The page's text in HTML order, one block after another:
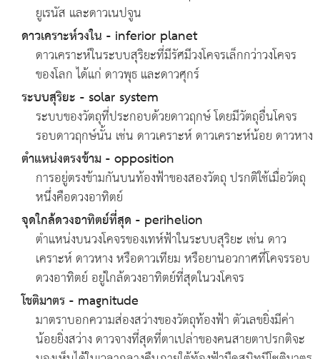
ยูเรนัส และดาวเนปจูน
ดาวเคราะห์วงใน - inferior planet
ดาวเคราะห์ในระบบสุริยะที่มีรัศมีวงโคจรเล็กกว่าวงโคจร
ของโลก ได้แก่ ดาวพุธ และดาวศุกร์
ระบบสุริยะ - solar system
ระบบของวัตถุที่ประกอบด้วยดาวฤกษ์ โดยมีวัตถุอื่นโคจร
รอบดาวฤกษ์นั้น เช่น ดาวเคราะห์ ดาวเคราะห์น้อย ดาวหาง
ตำแหน่งตรงข้าม - opposition
การอยู่ตรงข้ามกันบนท้องฟ้าของสองวัตถุ ปรกติใช้เมื่อวัตถุ
หนึ่งคือดวงอาทิตย์
จุดใกล้ดวงอาทิตย์ที่สุด - perihelion
ตำแหน่งบนวงโคจรของเทห์ฟ้าในระบบสุริยะ เช่น ดาว
เคราะห์ ดาวหาง หรือดาวเทียม หรือยานอวกาศที่โคจรรอบ
ดวงอาทิตย์ อยู่ใกล้ดวงอาทิตย์ที่สุดในวงโคจร
โชติมาตร - magnitude
มาตราบอกความส่องสว่างของวัตถุท้องฟ้า ตัวเลขยิ่งมีค่า
น้อยยิ่งสว่าง ดาวจางที่สุดที่ตาเปล่าของคนสายตาปรกติจะ